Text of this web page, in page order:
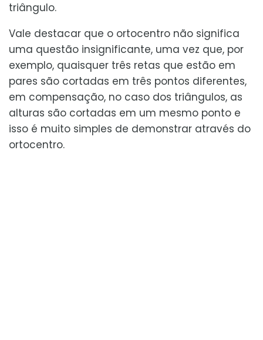
triângulo.
Vale destacar que o ortocentro não significa
uma questão insignificante, uma vez que, por
exemplo, quaisquer três retas que estão em
pares são cortadas em três pontos diferentes,
em compensação, no caso dos triângulos, as
alturas são cortadas em um mesmo ponto e
isso é muito simples de demonstrar através do
ortocentro.